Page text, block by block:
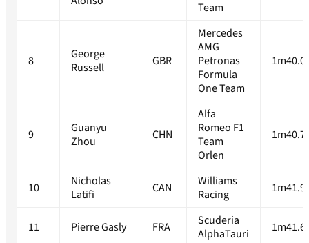
Team
8
George
Russell
GBR
Mercedes
AMG
Petronas
Formula
One Team
9
Guanyu
Zhou
CHN
Alfa
Romeo F1
Team
Orlen
10
Nicholas
Latifi
CAN
Williams
Racing
11 Pierre Gasly FRA
Scuderia
AlphaTauri